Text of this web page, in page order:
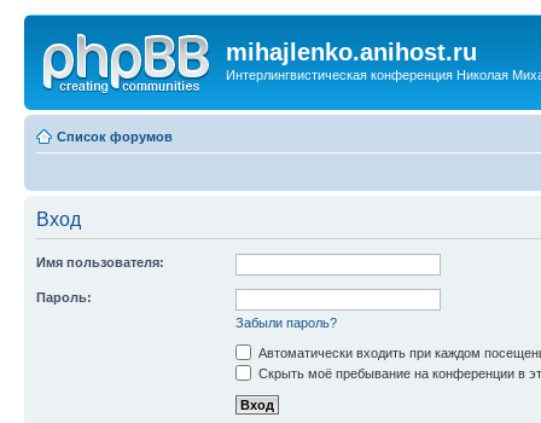
mihajlenko.anihost.ru
Интерлингвистическая конференция Николая
Список форумов
Вход
Имя пользователя:
Пароль:
Забыли пароль?
Автоматически входить при каждом
Скрыть моё пребывание на конференции в